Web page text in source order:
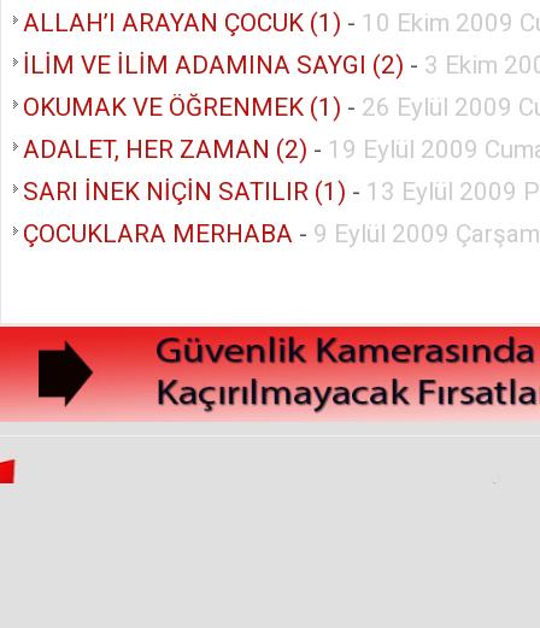
ALLAH’I ARAYAN ÇOCUK (1) - 10 Ekim 2009
İLİM VE İLİM ADAMINA SAYGI (2) - 3 Ekim
OKUMAK VE ÖĞRENMEK (1) - 26 Eylül 2009
ADALET, HER ZAMAN (2) - 19 Eylül 2009
SARI İNEK NİÇİN SATILIR (1) - 13 Eylül 2009
ÇOCUKLARA MERHABA - 9 Eylül 2009